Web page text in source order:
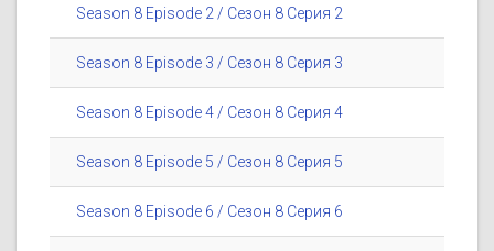
Season 8 Episode 2 / Сезон 8 Серия 2
Season 8 Episode 3 / Сезон 8 Серия 3
Season 8 Episode 4 / Сезон 8 Серия 4
Season 8 Episode 5 / Сезон 8 Серия 5
Season 8 Episode 6 / Сезон 8 Серия 6